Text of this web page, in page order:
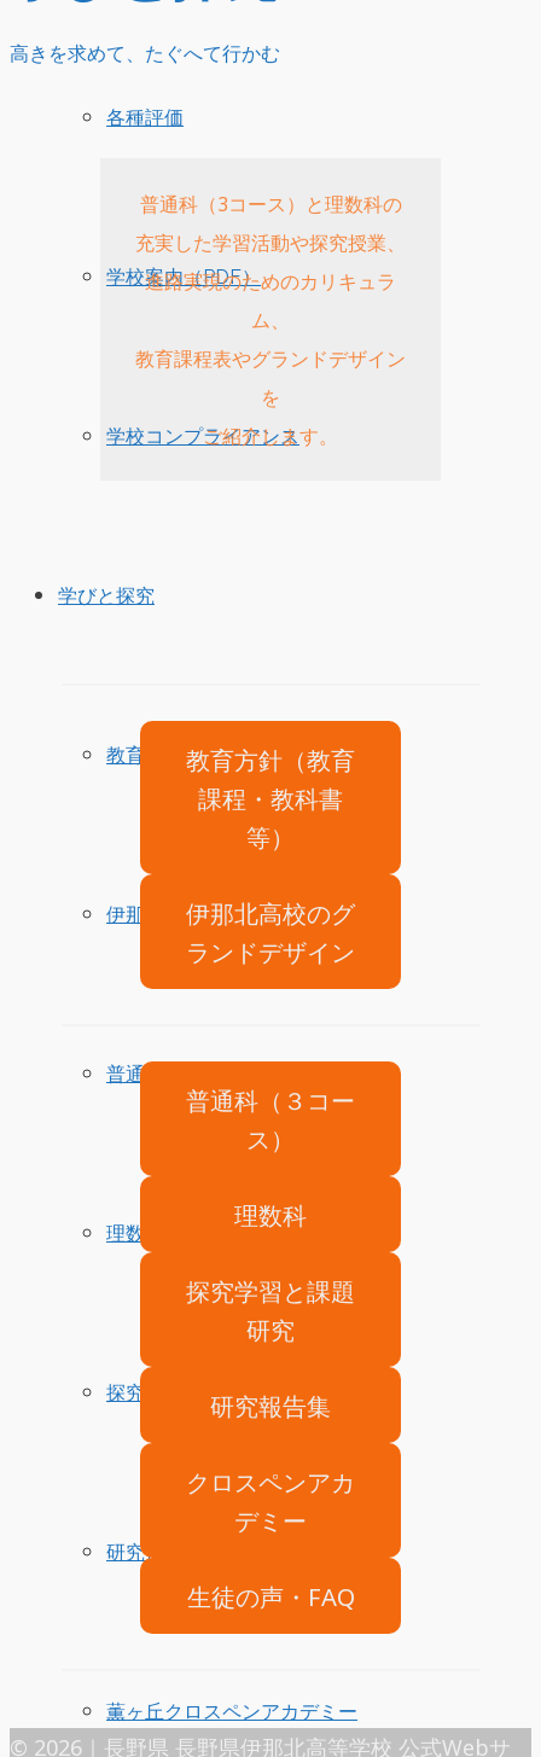
各種評価
学校案内（PDF）
学校コンプライアンス
学びと探究
教育方針
伊那北高校のグランドデザイン
普通科（3コース）
理数科
探究学習・課題研究
研究授業報告集
薫ヶ丘クロスペンアカデミー
高きを求めて、たぐへて行かむ
普通科（3コース）と理数科の
充実した学習活動や探究授業、
進路実現のためのカリキュラ
ム、
教育課程表やグランドデザイン
を
ご紹介します。
教育方針（教育
課程・教科書
等）
伊那北高校のグ
ランドデザイン
普通科（３コー
ス）
理数科
探究学習と課題
研究
研究報告集
クロスペンアカ
デミー
生徒の声・FAQ
© 2026｜長野県 長野県伊那北高等学校 公式Webサ